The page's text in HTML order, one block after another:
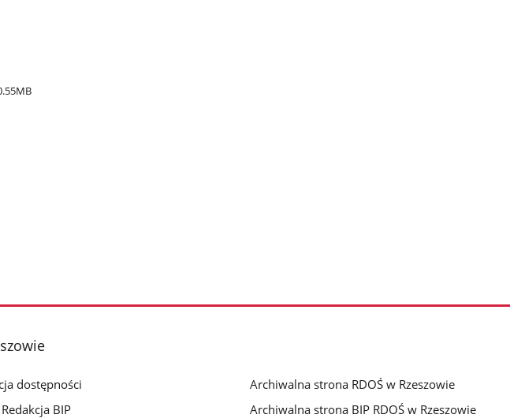
dostępności
BIP
Archiwalna strona RDOŚ w Rzeszowie
Archiwalna strona BIP RDOŚ w Rzeszowie